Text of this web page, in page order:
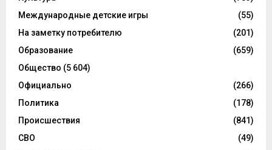
Международные детские игры
(55)
На заметку потребителю
(201)
Образование
(659)
Общество (5 604)
Официально
(266)
Политика
(178)
Происшествия
(841)
СВО
(49)